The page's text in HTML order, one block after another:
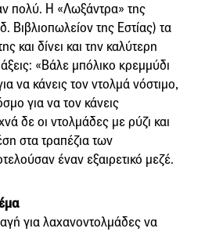
πολύ. Η «Λωξάντρα» της
Βιβλιοπωλείον της Εστίας) τα
και δίνει και την καλύτερη
«Βάλε μπόλικο κρεμμύδι
να κάνεις τον ντολμά νόστιμο,
για να τον κάνεις
δε οι ντολμάδες με ρύζι και
στα τραπέζια των
έναν εξαιρετικό μεζέ.
για λαχανοντολμάδες να